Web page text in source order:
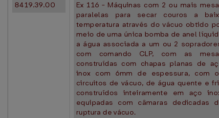
8419.39.00
Ex 116 - Máquinas com 2 ou mais
paralelas para secar couros a
temperatura através do vácuo obtido
meio de uma única bomba de anel
a água associada a um ou 2
com comando CLP, com as
construídas com chapas planas de
inox com 6mm de espessura, com
circuitos de vácuo, de água quente e
construídos inteiramente em aço
equipadas com câmaras dedicadas
ruptura de vácuo.